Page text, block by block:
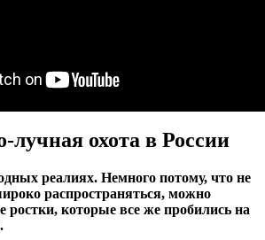
лучная охота в России
реалиях. Немного потому, что не
распространяться, можно
ростки, которые все же пробились на